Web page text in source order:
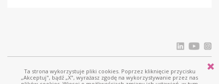
© Ostrowski i Wspólnicy | www.ostrowski.legal| Wszystkie prawa zastrzeżone
Ta strona wykorzystuje pliki cookies. Poprzez kliknięcie przycisku
„Akceptuj", bądź „X", wyrażasz zgodę na wykorzystywanie przez nas